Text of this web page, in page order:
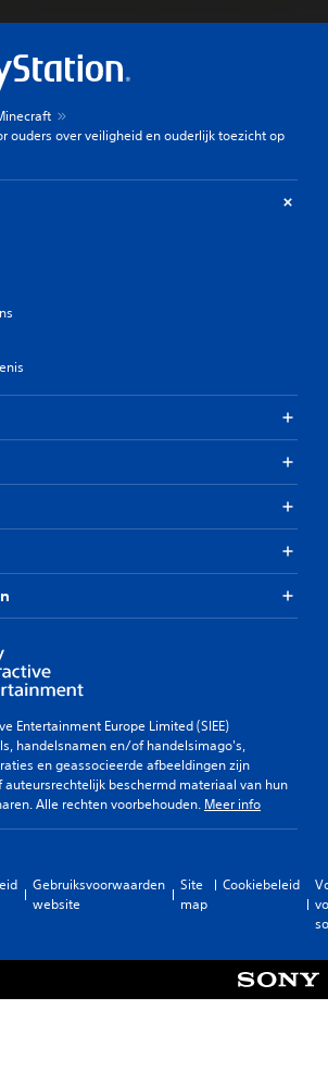
ouders over veiligheid en ouderlijk toezicht op
Entertainment Europe Limited (SIEE)
handelsnamen en/of handelsimago's,
en geassocieerde afbeeldingen zijn
beschermd materiaal van hun
Alle rechten voorbehouden. Meer info
Gebruiksvoorwaarden
website
Site
map
Cookiebeleid